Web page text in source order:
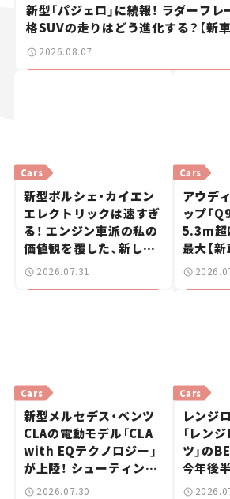
新型「パジェロ」に続報！ ラダーフ
格SUVの走りはどう進化する？【新
2026.08.07
Cars
新型ポルシェ・カイエン
エレクトリックは速すぎ
る！ エンジン車派の私の
価値観を覆した、新しい
ポルシェの走り。
2026.07.31
Cars
アウデ
ップ「
5.3m超
最大【
Cars
新型メルセデス・ベンツ
CLAの電動モデル「CLA
with EQテクノロジー」
が上陸！ シューティング
ブレークも発売【新車ニ
2026.07.30
Cars
レンジ
「レン
ツ」の
今年後
ニュー